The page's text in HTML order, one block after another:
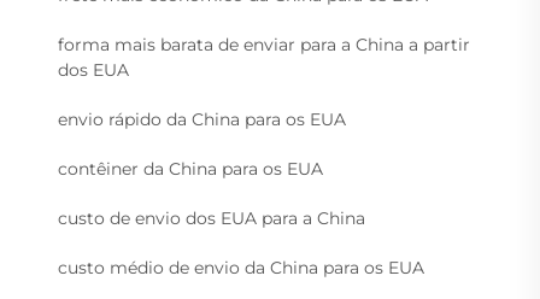
forma mais barata de enviar para a China a partir
dos EUA
envio rápido da China para os EUA
contêiner da China para os EUA
custo de envio dos EUA para a China
custo médio de envio da China para os EUA